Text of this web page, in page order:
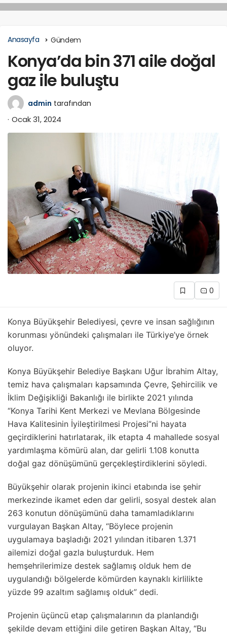
Anasayfa Gündem
Konya’da bin 371 aile doğal
gaz ile buluştu
admin tarafından
Ocak 31, 2024
0
Konya Büyükşehir Belediyesi, çevre ve insan sağlığının
korunması yönündeki çalışmaları ile Türkiye’ye örnek
oluyor.
Konya Büyükşehir Belediye Başkanı Uğur İbrahim Altay,
temiz hava çalışmaları kapsamında Çevre, Şehircilik ve
İklim Değişikliği Bakanlığı ile birlikte 2021 yılında
“Konya Tarihi Kent Merkezi ve Mevlana Bölgesinde
Hava Kalitesinin İyileştirilmesi Projesi”ni hayata
geçirdiklerini hatırlatarak, ilk etapta 4 mahallede sosyal
yardımlaşma kömürü alan, dar gelirli 1.108 konutta
doğal gaz dönüşümünü gerçekleştirdiklerini söyledi.
Büyükşehir olarak projenin ikinci etabında ise şehir
merkezinde ikamet eden dar gelirli, sosyal destek alan
263 konutun dönüşümünü daha tamamladıklarını
vurgulayan Başkan Altay, “Böylece projenin
uygulamaya başladığı 2021 yılından itibaren 1.371
ailemizi doğal gazla buluşturduk. Hem
hemşehrilerimize destek sağlamış olduk hem de
uygulandığı bölgelerde kömürden kaynaklı kirlilikte
yüzde 99 azaltım sağlamış olduk” dedi.
Projenin üçüncü etap çalışmalarının da planlandığı
şekilde devam ettiğini dile getiren Başkan Altay, “Bu